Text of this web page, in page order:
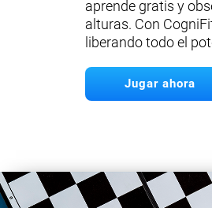
aprende gratis y
alturas. Con
liberando todo el
Jugar ahora